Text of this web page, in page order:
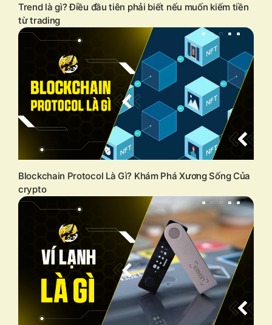
Trend là gì? Điều đầu tiên phải biết nếu muốn kiếm tiền
từ trading
Blockchain Protocol Là Gì? Khám Phá Xương Sống Của
crypto